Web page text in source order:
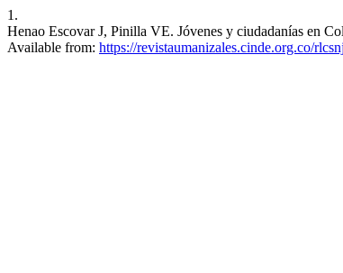
1.
Henao Escovar J, Pinilla VE. Jóvenes y ciudadanías en
Available from: https://revistaumanizales.cinde.org.co/